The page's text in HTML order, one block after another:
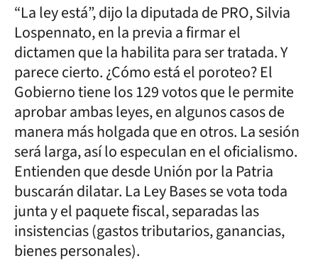
“La ley está”, dijo la diputada de PRO, Silvia
Lospennato, en la previa a firmar el
dictamen que la habilita para ser tratada. Y
parece cierto. ¿Cómo está el poroteo? El
Gobierno tiene los 129 votos que le permite
aprobar ambas leyes, en algunos casos de
manera más holgada que en otros. La sesión
será larga, así lo especulan en el oficialismo.
Entienden que desde Unión por la Patria
buscarán dilatar. La Ley Bases se vota toda
junta y el paquete fiscal, separadas las
insistencias (gastos tributarios, ganancias,
bienes personales).